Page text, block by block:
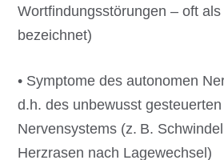
Wortfindungsstörungen – oft als
bezeichnet)
• Symptome des autonomen
d.h. des unbewusst
Nervensystems (z. B.
Herzrasen nach Lagewechsel)